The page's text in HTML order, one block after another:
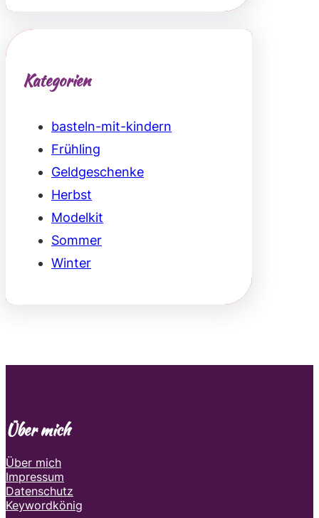
Kategorien
basteln-mit-kindern
Frühling
Geldgeschenke
Herbst
Modelkit
Sommer
Winter
Über mich
Über mich
Impressum
Datenschutz
Keywordkönig